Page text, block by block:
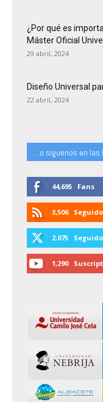
¿Por qué es
Máster Oficial
29 abril, 2024
Diseño Universal
22 abril, 2024
...o siguenos en
44,695 Fans
3,506
2,075
1,290